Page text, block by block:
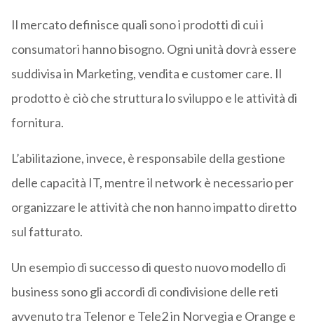
Il mercato definisce quali sono i prodotti di cui i
consumatori hanno bisogno. Ogni unità dovrà essere
suddivisa in Marketing, vendita e customer care. Il
prodotto è ciò che struttura lo sviluppo e le attività di
fornitura.
L’abilitazione, invece, è responsabile della gestione
delle capacità IT, mentre il network è necessario per
organizzare le attività che non hanno impatto diretto
sul fatturato.
Un esempio di successo di questo nuovo modello di
business sono gli accordi di condivisione delle reti
avvenuto tra Telenor e Tele2 in Norvegia e Orange e